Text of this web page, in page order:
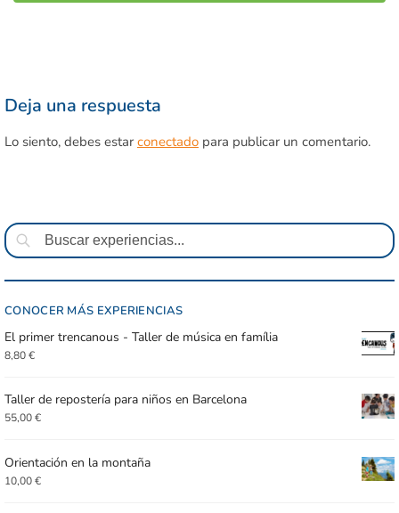
Deja una respuesta
Lo siento, debes estar conectado para publicar un comentario.
Buscar
CONOCER MÁS EXPERIENCIAS
El primer trencanous - Taller de música en família
8,80€
Taller de repostería para niños en Barcelona
55,00€
Orientación en la montaña
10,00€